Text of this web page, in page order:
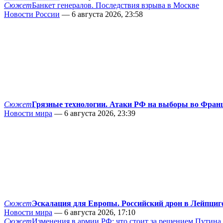
СюжетБанкет генералов. Последствия взрыва в Москве
Новости России — 6 августа 2026, 23:58
СюжетГрязные технологии. Атаки РФ на выборы во
Новости мира — 6 августа 2026, 23:39
СюжетЭскалация для Европы. Российский дрон в
Новости мира — 6 августа 2026, 17:10